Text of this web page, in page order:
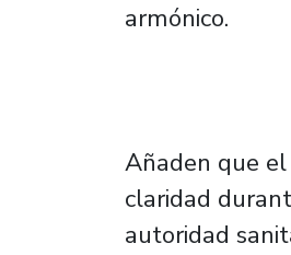
armónico.
Añaden que
claridad
autoridad